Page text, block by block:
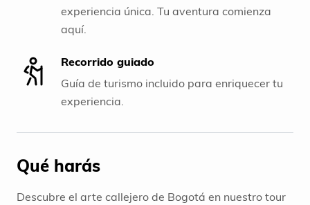
experiencia única. Tu aventura comienza
aquí.
Recorrido guiado
Guía de turismo incluido para enriquecer tu
experiencia.
Qué harás
Descubre el arte callejero de Bogotá en nuestro tour